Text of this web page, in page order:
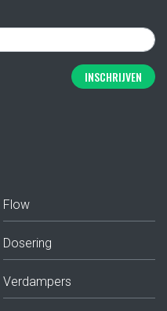
Flow
Dosering
Verdampers
INSCHRIJVEN